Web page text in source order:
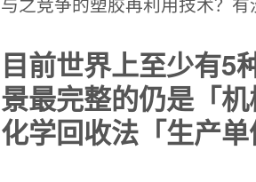
目前世界上至少有5
景最完整的仍是「
化学回收法「生产单